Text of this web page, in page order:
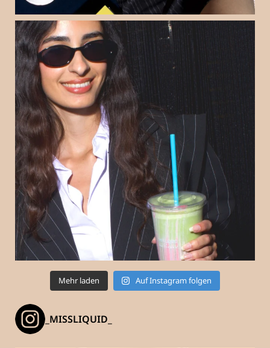
Mehr laden Auf Instagram folgen
_MISSLIQUID_